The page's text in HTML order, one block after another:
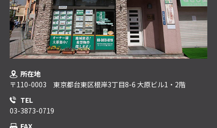
所在地
〒110-0003 東京都台東区根岸3丁目8-6 大原ビル1・2階
TEL
03-3873-0719